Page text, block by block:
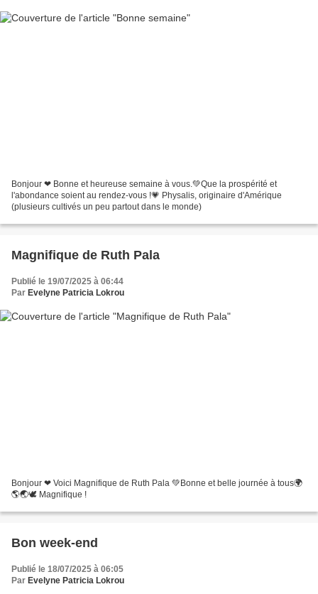
Bonjour ❤ Bonne et heureuse semaine à vous.💚Que la prospérité et
l'abondance soient au rendez-vous !💗 Physalis, originaire d'Amérique
(plusieurs cultivés un peu partout dans le monde)
Magnifique de Ruth Pala
Publié le 19/07/2025 à 06:44
Par Evelyne Patricia Lokrou
Bonjour ❤ Voici Magnifique de Ruth Pala 💚Bonne et belle journée à tous🌍
🌎🌏🕊 Magnifique !
Bon week-end
Publié le 18/07/2025 à 06:05
Par Evelyne Patricia Lokrou